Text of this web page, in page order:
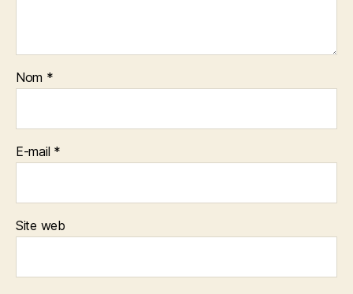
Nom *
E-mail *
Site web